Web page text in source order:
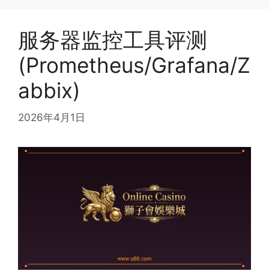
服务器监控工具评测
(Prometheus/Grafana/Z
abbix)
2026年4月1日